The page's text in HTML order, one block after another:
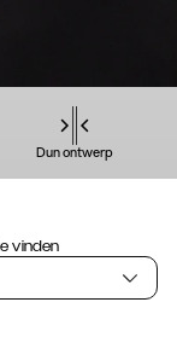
Dun ontwerp
vinden